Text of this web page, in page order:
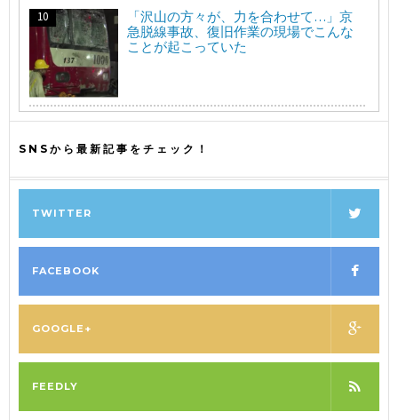
「沢山の方々が、力を合わせて…」京
急脱線事故、復旧作業の現場でこんな
ことが起こっていた
SNSから最新記事をチェック！
TWITTER
FACEBOOK
GOOGLE+
FEEDLY